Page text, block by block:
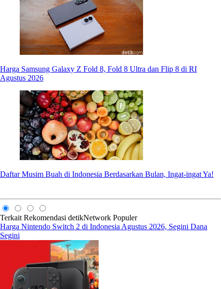
Harga Samsung Galaxy Z Fold 8, Fold 8 Ultra dan Flip 8 di RI
Agustus 2026
Daftar Musim Buah di Indonesia Berdasarkan Bulan, Ingat-ingat Ya!
Terkait Rekomendasi detikNetwork Populer
Harga Nintendo Switch 2 di Indonesia Agustus 2026, Segini Dana
Segini